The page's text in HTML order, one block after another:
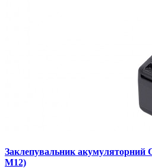
Заклепувальник акумуляторний
M12)